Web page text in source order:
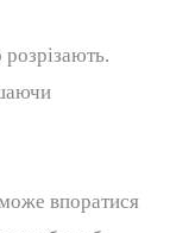
впоратися